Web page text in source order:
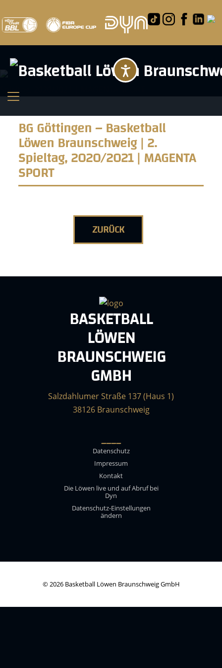
BG Göttingen – Basketball
Löwen Braunschweig | 2.
Spieltag, 2020/2021 | MAGENTA
SPORT
ZURÜCK
BASKETBALL
LÖWEN
BRAUNSCHWEIG
GMBH
Salzdahlumer Straße 137 (Haus 1)
38126 Braunschweig
____
Datenschutz
Impressum
Kontakt
Die Löwen live und auf Abruf bei
Dyn
Datenschutz-Einstellungen
ändern
© 2026 Basketball Löwen Braunschweig GmbH